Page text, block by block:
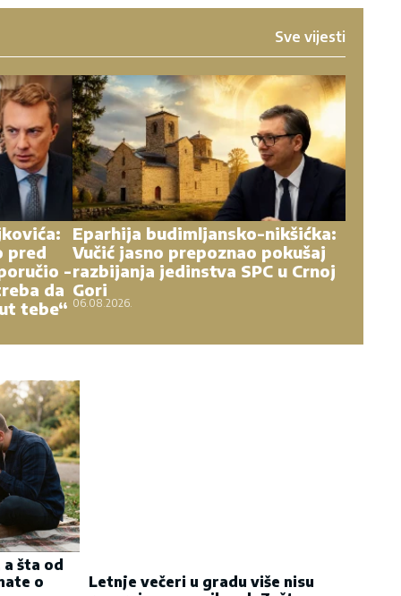
Sve vijesti
pred
-
da
tebe“
Eparhija budimljansko-nikšićka:
Vučić jasno prepoznao pokušaj
razbijanja jedinstva SPC u Crnoj
Gori
06.08.2026.
šta od
o
više ljudi bira večeru koja se